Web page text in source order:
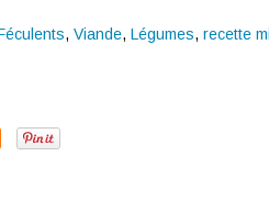
, Viande, Légumes, recette